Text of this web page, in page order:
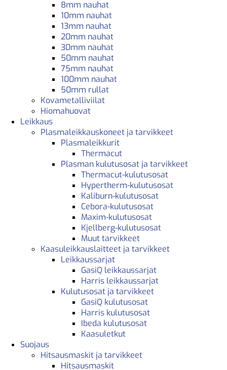
8mm nauhat
10mm nauhat
13mm nauhat
20mm nauhat
30mm nauhat
50mm nauhat
75mm nauhat
100mm nauhat
50mm rullat
Kovametalliviilat
Hiomahuovat
Leikkaus
Plasmaleikkauskoneet ja tarvikkeet
Plasmaleikkurit
Thermacut
Plasman kulutusosat ja tarvikkeet
Thermacut-kulutusosat
Hypertherm-kulutusosat
Kaliburn-kulutusosat
Cebora-kulutusosat
Maxim-kulutusosat
Kjellberg-kulutusosat
Muut tarvikkeet
Kaasuleikkauslaitteet ja tarvikkeet
Leikkaussarjat
GasiQ leikkaussarjat
Harris leikkaussarjat
Kulutusosat ja tarvikkeet
GasiQ kulutusosat
Harris kulutusosat
Ibeda kulutusosat
Kaasuletkut
Suojaus
Hitsausmaskit ja tarvikkeet
Hitsausmaskit